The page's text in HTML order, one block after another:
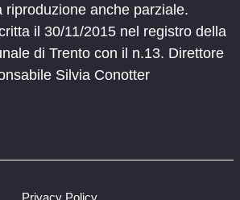
riproduzione anche parziale.
il 30/11/2015 nel registro della
di Trento con il n.13. Direttore
Silvia Conotter
Privacy Policy